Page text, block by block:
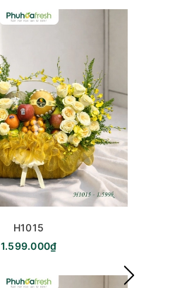
H1015
1.599.000₫